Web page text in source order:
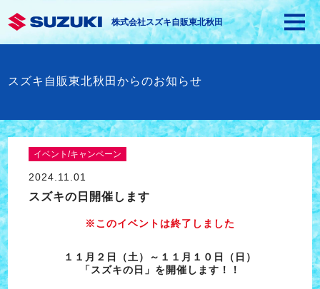
株式会社スズキ自販東北秋田
スズキ自販東北秋田からのお知らせ
イベント/キャンペーン
2024.11.01
スズキの日開催します
※このイベントは終了しました
１１月２日（土）～１１月１０日（日）
「スズキの日」を開催します！！